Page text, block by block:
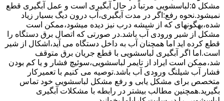
مشکل ۵:لباسشویی مرتباً در ﺣﺎل آﺑﮕﯿﺮی اﺳﺖ و ﻋﻤﻞ آﺑﮕﯿﺮی ﻗﻄﻊ
نمیشود.نحوه رﻓﻊ:اﮔﺮ در ﻣﺪت آﺑﮕﯿﺮی،آب درون دﯾﮓ ﺑﺴﯿﺎر زﯾﺎد
ﺷﺪه،بهگونهای ﮐﻪ از ﺷﯿﺸﻪ درب ﻧﯿﺰ دﯾﺪه میشود،ممکن است
مشکل از شیر ورودی آب باشد.در صورتی که اتصال برق دستگاه را
قطع کرده اید اما همچنان آب به داخل دستگاه می آید،اشکال از شیر
است.اما اگر آبگیری لباسشویی با قطع جریان برق متوقف
شد،ممکن است ایراد از تایمر لباسشویی،سوئیچ فشار و یا کم بودن
فشار آب شیلنگ ورودی آب باشد.توصیه می کنیم با تعمیرکار
متخصص برای مشکل یابی و رفع مشکل لباسشویی خود تماس
بگیرید.همچنین مطالب بیشتر در رابطه با مشکلات آبگیری